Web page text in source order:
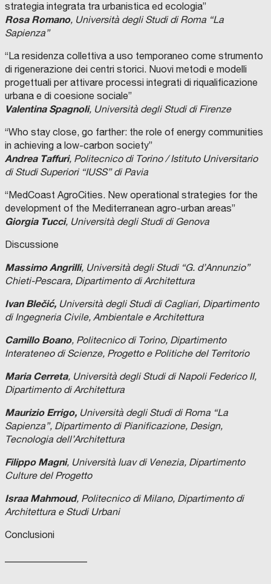
strategia integrata tra urbanistica ed ecologia”
Rosa Romano, Università degli Studi di Roma “La
Sapienza”
“La residenza collettiva a uso temporaneo come strumento
di rigenerazione dei centri storici. Nuovi metodi e modelli
progettuali per attivare processi integrati di riqualificazione
urbana e di coesione sociale”
Valentina Spagnoli, Università degli Studi di Firenze
“Who stay close, go farther: the role of energy communities
in achieving a low-carbon society”
Andrea Taffuri, Politecnico di Torino / Istituto Universitario
di Studi Superiori “IUSS” di Pavia
“MedCoast AgroCities. New operational strategies for the
development of the Mediterranean agro-urban areas”
Giorgia Tucci, Università degli Studi di Genova
Discussione
Massimo Angrilli, Università degli Studi “G. d’Annunzio”
Chieti-Pescara, Dipartimento di Architettura
Ivan Blečić, Università degli Studi di Cagliari, Dipartimento
di Ingegneria Civile, Ambientale e Architettura
Camillo Boano, Politecnico di Torino, Dipartimento
Interateneo di Scienze, Progetto e Politiche del Territorio
Maria Cerreta, Università degli Studi di Napoli Federico II,
Dipartimento di Architettura
Maurizio Errigo, Università degli Studi di Roma “La
Sapienza”, Dipartimento di Pianificazione, Design,
Tecnologia dell’Architettura
Filippo Magni, Università Iuav di Venezia, Dipartimento
Culture del Progetto
Israa Mahmoud, Politecnico di Milano, Dipartimento di
Architettura e Studi Urbani
Conclusioni